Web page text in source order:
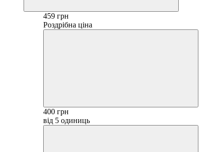
459 грн
Роздрібна ціна
400 грн
від 5 одиниць